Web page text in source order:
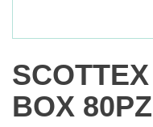
BOX 80PZ